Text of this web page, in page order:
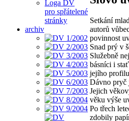
Loga DV
pro spřátelené
stránky
archiv
Setkání
autorů
povinnost
Snad prý v
Služebně
básníci i
jejího
Dávno pryč
Jejich
věku výše
Po třech
zdobily